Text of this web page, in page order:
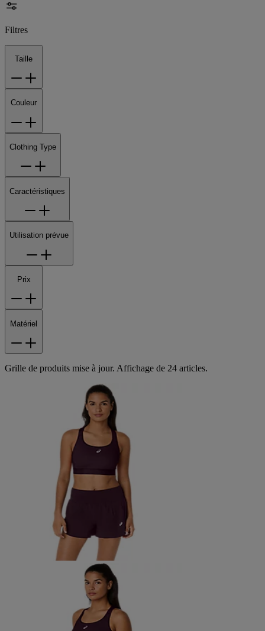
Filtres
Taille
Couleur
Clothing Type
Caractéristiques
Utilisation prévue
Prix
Matériel
Grille de produits mise à jour. Affichage de 24 articles.